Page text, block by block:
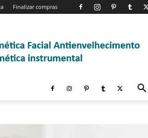
Finalizar compras